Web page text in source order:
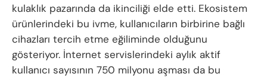
kulaklık pazarında da ikinciliği elde etti. Ekosistem
ürünlerindeki bu ivme, kullanıcıların birbirine bağlı
cihazları tercih etme eğiliminde olduğunu
gösteriyor. İnternet servislerindeki aylık aktif
kullanıcı sayısının 750 milyonu aşması da bu